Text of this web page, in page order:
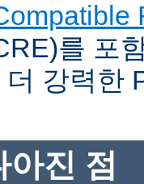
를 포
강력한
아진 점